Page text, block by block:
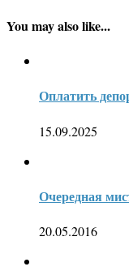
You may also like...
Оплатить
15.09.2025
Очередная
20.05.2016